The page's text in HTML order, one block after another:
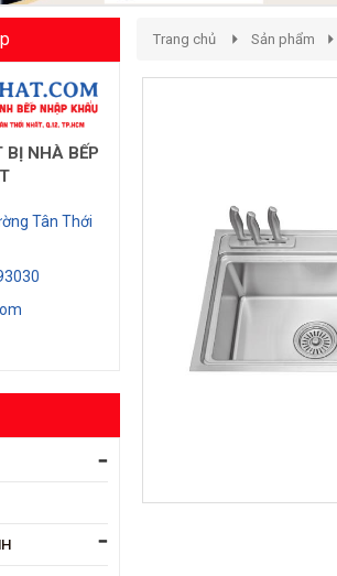
BỊ NHÀ BẾP
Tân Thới
Trang chủ Sản phẩm